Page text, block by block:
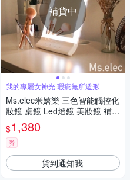
補貨中
我的專屬女神光 瑕疵無所遁形
Ms.elec米嬉樂 三色智能觸控化
妝鏡 桌鏡 Led燈鏡 美妝鏡 補光
鏡 鏡子
$1,380
券
貨到通知我